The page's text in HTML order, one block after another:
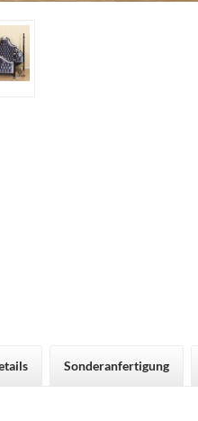
Sonderanfertigung